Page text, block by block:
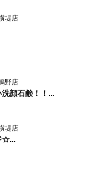
堤店
野店
顔石鹸！！...
堤店
☆...